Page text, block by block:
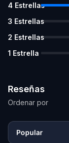
4 Estrellas
3 Estrellas
2 Estrellas
1 Estrella
Reseñas
Ordenar por
Popular